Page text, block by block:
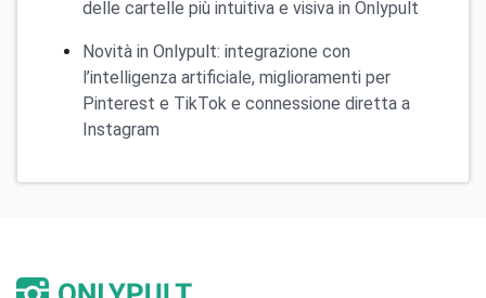
delle cartelle più intuitiva e visiva in Onlypult
Novità in Onlypult: integrazione con
l’intelligenza artificiale, miglioramenti per
Pinterest e TikTok e connessione diretta a
Instagram